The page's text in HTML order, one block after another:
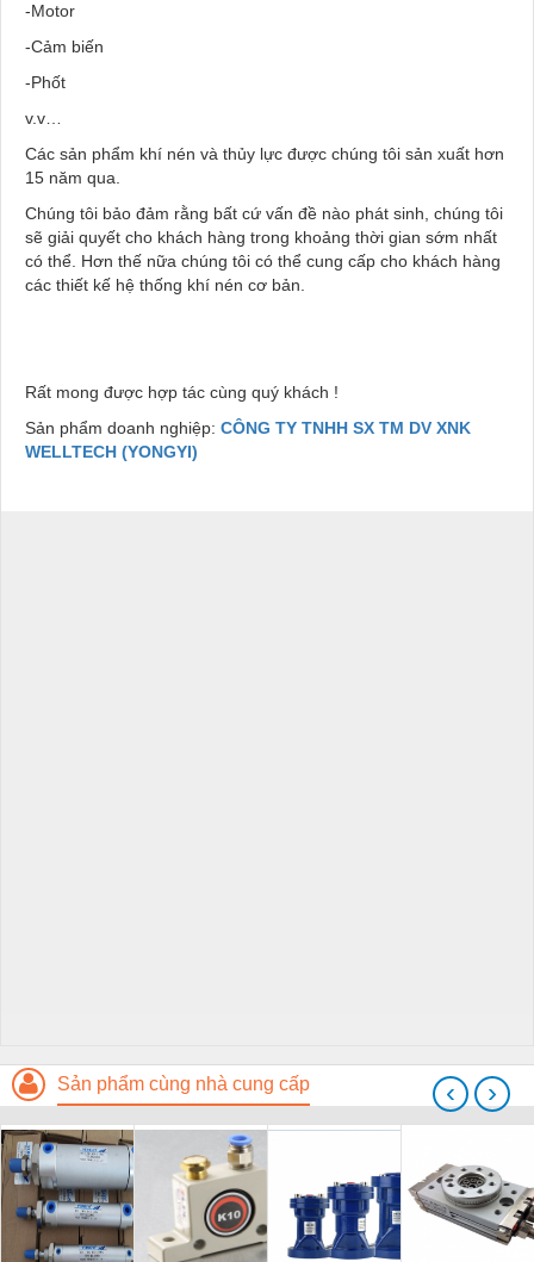
-Motor
-Cảm biến
-Phốt
v.v…
Các sản phẩm khí nén và thủy lực được chúng tôi sản xuất hơn
15 năm qua.
Chúng tôi bảo đảm rằng bất cứ vấn đề nào phát sinh, chúng tôi
sẽ giải quyết cho khách hàng trong khoảng thời gian sớm nhất
có thể. Hơn thế nữa chúng tôi có thể cung cấp cho khách hàng
các thiết kế hệ thống khí nén cơ bản.
Rất mong được hợp tác cùng quý khách !
Sản phẩm doanh nghiệp: CÔNG TY TNHH SX TM DV XNK
WELLTECH (YONGYI)
Sản phẩm cùng nhà cung cấp ‹ ›